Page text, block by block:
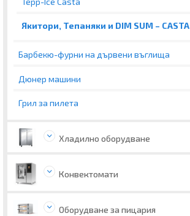
Якитори, Тепаняки и DIM SUM – CASTA
Барбекю-фурни на дървени въглища
Дюнер машини
Грил за пилета
Хладилно оборудване
Конвектомати
Оборудване за пицария